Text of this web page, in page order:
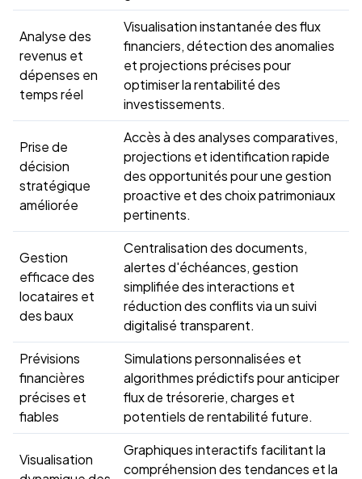
Analyse des
revenus et
dépenses en
temps réel
Visualisation instantanée des flux
financiers, détection des anomalies
et projections précises pour
optimiser la rentabilité des
investissements.
Prise de
décision
stratégique
améliorée
Accès à des analyses comparatives,
projections et identification rapide
des opportunités pour une gestion
proactive et des choix patrimoniaux
pertinents.
Gestion
efficace des
locataires et
des baux
Centralisation des documents,
alertes d'échéances, gestion
simplifiée des interactions et
réduction des conflits via un suivi
digitalisé transparent.
Prévisions
financières
précises et
fiables
Simulations personnalisées et
algorithmes prédictifs pour anticiper
flux de trésorerie, charges et
potentiels de rentabilité future.
Visualisation
Graphiques interactifs facilitant la
compréhension des tendances et la